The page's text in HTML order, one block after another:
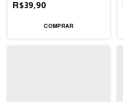
R$39,90